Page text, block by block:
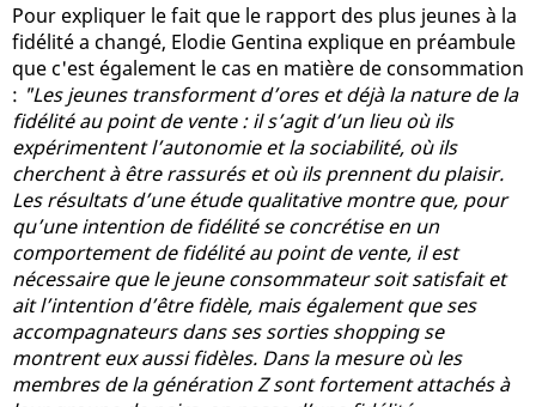
Pour expliquer le fait que le rapport des plus jeunes à la
fidélité a changé, Elodie Gentina explique en préambule
que c'est également le cas en matière de consommation
: "Les jeunes transforment d’ores et déjà la nature de la
fidélité au point de vente : il s’agit d’un lieu où ils
expérimentent l’autonomie et la sociabilité, où ils
cherchent à être rassurés et où ils prennent du plaisir.
Les résultats d’une étude qualitative montre que, pour
qu’une intention de fidélité se concrétise en un
comportement de fidélité au point de vente, il est
nécessaire que le jeune consommateur soit satisfait et
ait l’intention d’être fidèle, mais également que ses
accompagnateurs dans ses sorties shopping se
montrent eux aussi fidèles. Dans la mesure où les
membres de la génération Z sont fortement attachés à